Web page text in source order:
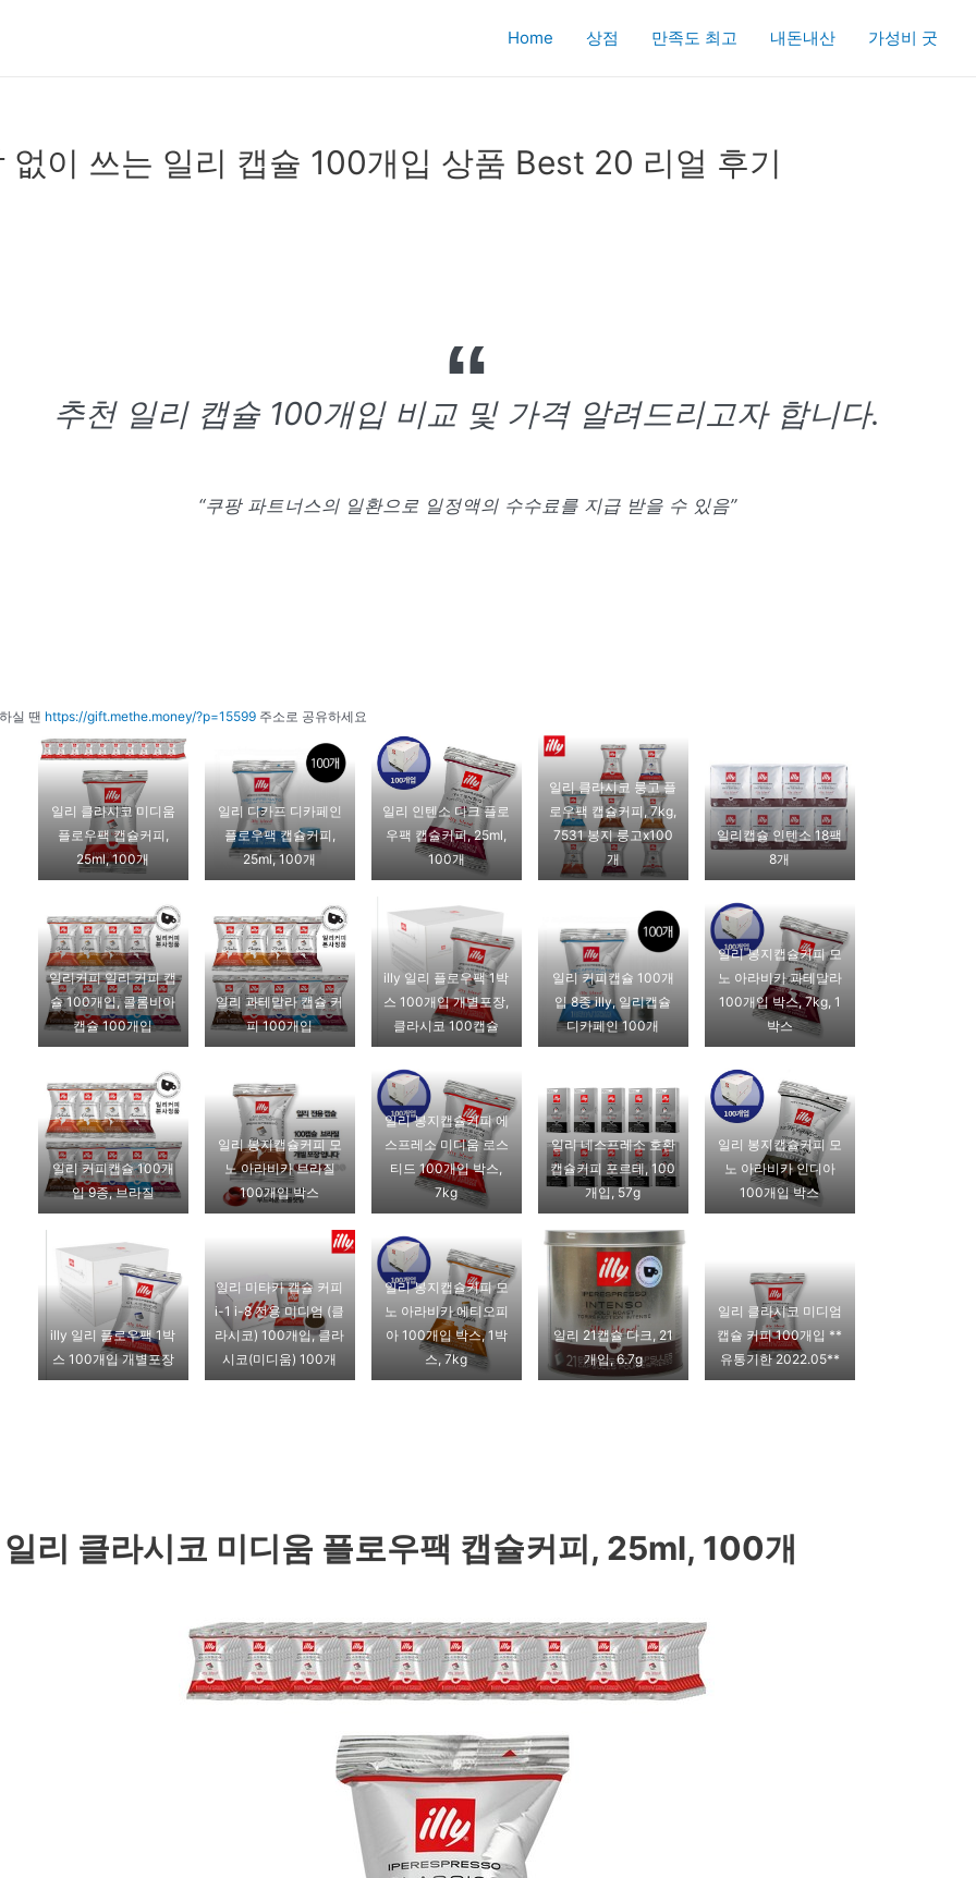
Home 상점 만족도 최고 내돈내산 가성비 굿
없이 쓰는 일리 캡슐 100개입 상품 Best 20 리얼 후기
추천 일리 캡슐 100개입 비교 및 가격 알려드리고자 합니다.
“쿠팡 파트너스의 일환으로 일정액의 수수료를 지급 받을 수 있음”
실 땐 https://gift.methe.money/?p=15599주소로 공유하세요
일리 클라시코 미디움
플로우팩 캡슐커피,
25ml, 100개
일리 디카프 디카페인
플로우팩 캡슐커피,
25ml, 100개
일리 인텐소 다크 플로
우팩 캡슐커피, 25ml,
100개
일리 클라시코 룽고 플
로우팩 캡슐커피, 7kg,
7531 봉지 룽고x100
개
일리캡슐 인텐소 18팩
8개
일리커피 일리 커피 캡
슐 100개입, 콜롬비아
캡슐 100개입
일리 과테말라 캡슐 커
피 100개입
illy 일리 플로우팩 1박
스 100개입 개별포장,
클라시코 100캡슐
일리 커피캡슐 100개
입 8종 illy, 일리캡슐
디카페인 100개
일리 봉지캡슐커피 모
노 아라비카 과테말라
100개입 박스, 7kg, 1
박스
일리 커피캡슐 100개
입 9종, 브라질
일리 봉지캡슐커피 모
노 아라비카 브라질
100개입 박스
일리 봉지캡슐커피 에
스프레소 미디움 로스
티드 100개입 박스,
7kg
일리 네스프레소 호환
캡슐커피 포르테, 100
개입, 57g
일리 봉지캡슐커피 모
노 아라비카 인디아
100개입 박스
illy 일리 플로우팩 1박
스 100개입 개별포장
일리 미타카 캡슐 커피
i-1 i-8 전용 미디엄 (클
라시코) 100개입, 클라
시코(미디움) 100개
일리 봉지캡슐커피 모
노 아라비카 에티오피
아 100개입 박스, 1박
스, 7kg
일리 21캡슐 다크, 21
개입, 6.7g
일리 클라시코 미디엄
캡슐 커피 100개입 **
유통기한 2022.05**
일리 클라시코 미디움 플로우팩 캡슐커피, 25ml, 100개